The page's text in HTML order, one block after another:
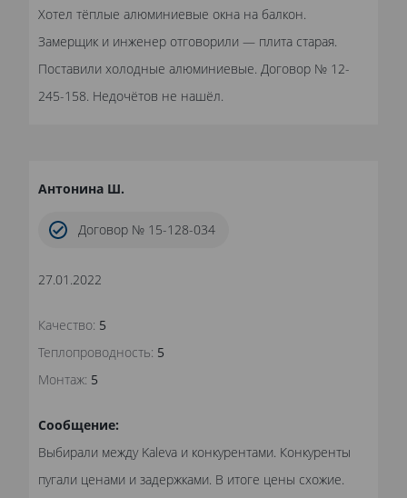
Хотел тёплые алюминиевые окна на балкон.
Замерщик и инженер отговорили — плита старая.
Поставили холодные алюминиевые. Договор № 12-
245-158. Недочётов не нашёл.
Антонина Ш.
Договор № 15-128-034
27.01.2022
Качество: 5
Теплопроводность: 5
Монтаж: 5
Сообщение:
Выбирали между Kaleva и конкурентами. Конкуренты
пугали ценами и задержками. В итоге цены схожие.